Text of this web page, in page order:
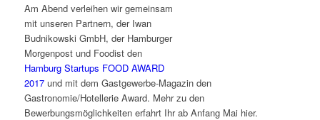
Am Abend verleihen wir gemeinsam
mit unseren Partnern, der Iwan
Budnikowski GmbH, der Hamburger
Morgenpost und Foodist den
Hamburg Startups FOOD AWARD
2017und mit dem Gastgewerbe-Magazin den
Gastronomie/Hotellerie Award. Mehr zu den
Bewerbungsmöglichkeiten erfahrt Ihr ab Anfang Mai hier.